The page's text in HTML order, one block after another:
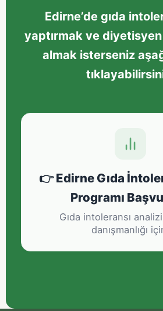
Edirne’de gıda
yaptırmak ve diyetisyen
almak isterseniz
👉 Edirne Gıda
Programı
Gıda intoleransı
danışmanlığı